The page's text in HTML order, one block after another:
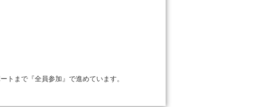
まで『全員参加』で進めています。